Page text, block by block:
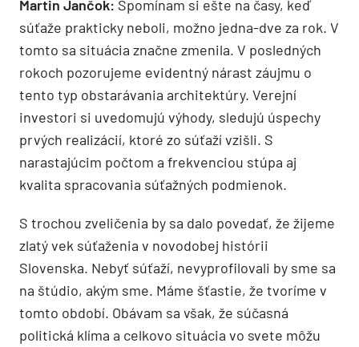
Martin Jančok: Spomínam si ešte na časy, keď
súťaže prakticky neboli, možno jedna-dve za rok. V
tomto sa situácia značne zmenila. V posledných
rokoch pozorujeme evidentný nárast záujmu o
tento typ obstarávania architektúry. Verejní
investori si uvedomujú výhody, sledujú úspechy
prvých realizácií, ktoré zo súťaží vzišli. S
narastajúcim počtom a frekvenciou stúpa aj
kvalita spracovania súťažných podmienok.
S trochou zveličenia by sa dalo povedať, že žijeme
zlatý vek súťaženia v novodobej histórii
Slovenska. Nebyť súťaží, nevyprofilovali by sme sa
na štúdio, akým sme. Máme šťastie, že tvoríme v
tomto období. Obávam sa však, že súčasná
politická klíma a celkovo situácia vo svete môžu